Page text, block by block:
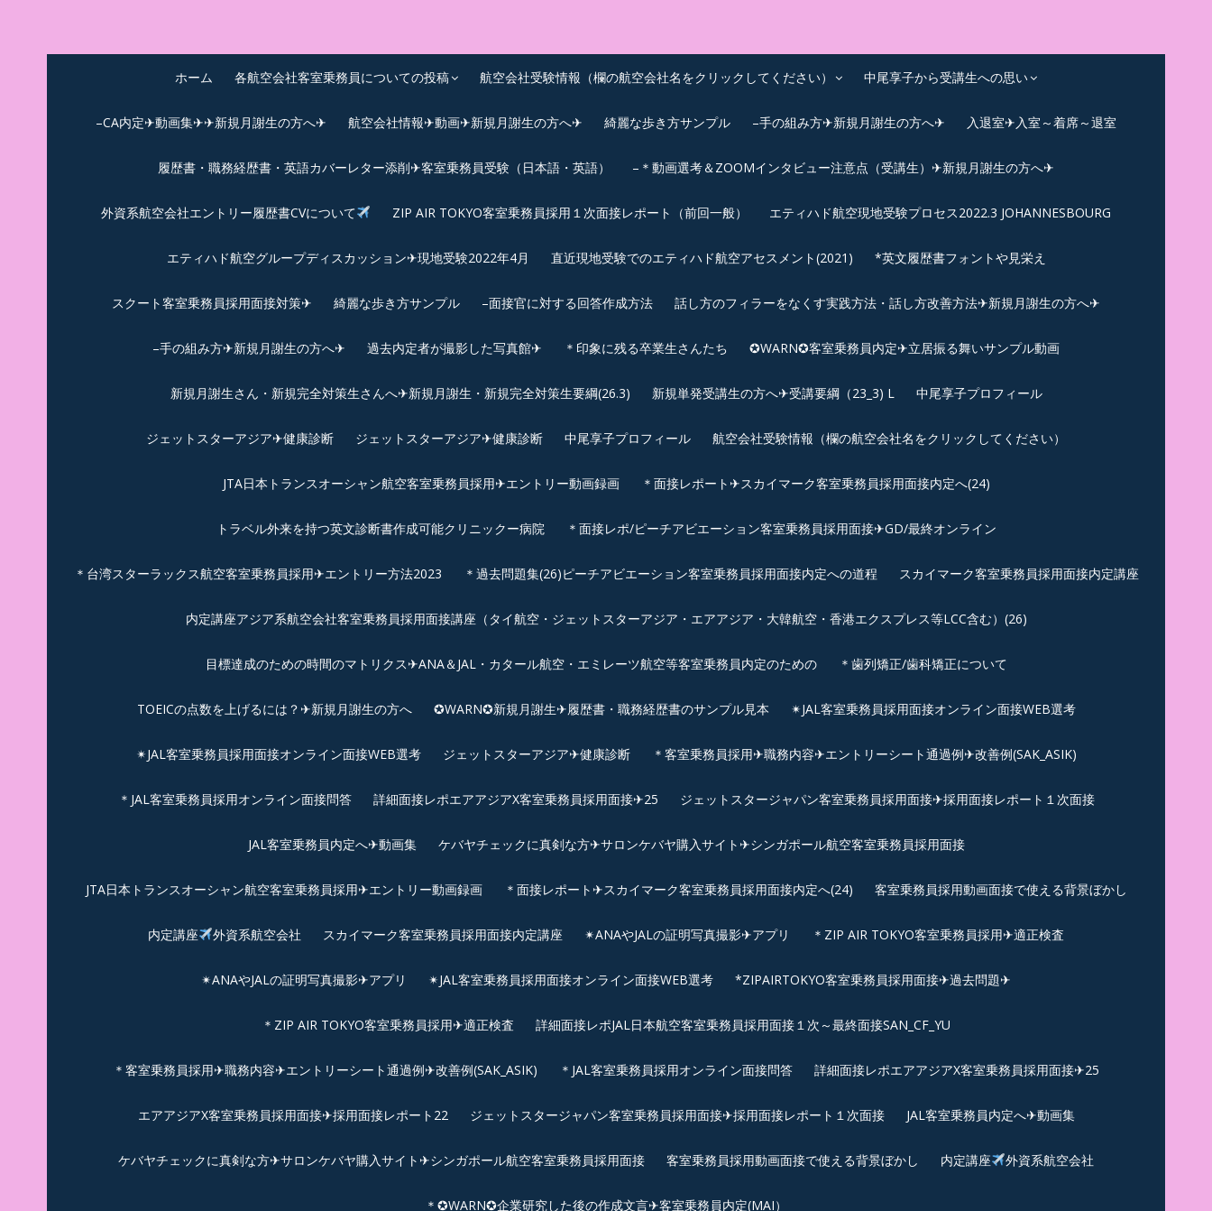
中尾享子CA内定&TOEIC点数UPｽｸｰﾙ
ホーム
各航空会社客室乗務員についての投稿 航空会社受験情報（欄の航空会社名をクリックしてください） 中尾享子から受講生への思い
–CA内定✈動画集✈✈新規月謝生の方へ✈ 航空会社情報✈動画✈新規月謝生の方へ✈ 綺麗な歩き方サンプル –手の組み方✈新規月謝生の方へ✈ 入退室✈入室～着席～退室
履歴書・職務経歴書・英語カバーレター添削✈客室乗務員受験（日本語・英語） –＊動画選考＆ZOOMインタビュー注意点（受講生）✈新規月謝生の方へ✈
外資系航空会社エントリー履歴書CVについて ZIP AIR TOKYO客室乗務員採用１次面接レポート（前回一般） エティハド航空現地受験プロセス2022.3 JOHANNESBOURG
エティハド航空グループディスカッション✈︎現地受験2022年4月 直近現地受験でのエティハド航空アセスメント(2021) *英文履歴書フォントや見栄え
スクート客室乗務員採用面接対策✈︎ 綺麗な歩き方サンプル –面接官に対する回答作成方法 話し方のフィラーをなくす実践方法・話し方改善方法✈新規月謝生の方へ✈
–手の組み方✈新規月謝生の方へ✈ 過去内定者が撮影した写真館✈ ＊印象に残る卒業生さんたち ✪WARN✪客室乗務員内定✈立居振る舞いサンプル動画
新規月謝生さん・新規完全対策生さんへ✈新規月謝生・新規完全対策生要綱(26.3) 新規単発受講生の方へ✈受講要綱（23_3) L 中尾享子プロフィール
ジェットスターアジア✈︎健康診断 ジェットスターアジア✈︎健康診断 中尾享子プロフィール 航空会社受験情報（欄の航空会社名をクリックしてください）
JTA日本トランスオーシャン航空客室乗務員採用✈エントリー動画録画 ＊面接レポート✈スカイマーク客室乗務員採用面接内定へ(24)
トラベル外来を持つ英文診断書作成可能クリニックー病院 ＊面接レポ/ピーチアビエーション客室乗務員採用面接✈GD/最終オンライン
＊台湾スターラックス航空客室乗務員採用✈エントリー方法2023 ＊過去問題集(26)ピーチアビエーション客室乗務員採用面接内定への道程 スカイマーク客室乗務員採用面接内定講座
内定講座アジア系航空会社客室乗務員採用面接講座（タイ航空・ジェットスターアジア・エアアジア・大韓航空・香港エクスプレス等LCC含む）(26)
目標達成のための時間のマトリクス✈ANA＆JAL・カタール航空・エミレーツ航空等客室乗務員内定のための ＊歯列矯正/歯科矯正について
TOEICの点数を上げるには？✈新規月謝生の方へ ✪WARN✪新規月謝生✈履歴書・職務経歴書のサンプル見本 ✴︎JAL客室乗務員採用面接オンライン面接WEB選考
✴︎JAL客室乗務員採用面接オンライン面接WEB選考 ジェットスターアジア✈︎健康診断 ＊客室乗務員採用✈職務内容✈エントリーシート通過例✈改善例(SAK_ASIK)
＊JAL客室乗務員採用オンライン面接問答 詳細面接レポエアアジアX客室乗務員採用面接✈25 ジェットスタージャパン客室乗務員採用面接✈採用面接レポート１次面接
JAL客室乗務員内定へ✈動画集 ケバヤチェックに真剣な方✈サロンケバヤ購入サイト✈シンガポール航空客室乗務員採用面接
JTA日本トランスオーシャン航空客室乗務員採用✈エントリー動画録画 ＊面接レポート✈スカイマーク客室乗務員採用面接内定へ(24) 客室乗務員採用動画面接で使える背景ぼかし
内定講座 外資系航空会社 スカイマーク客室乗務員採用面接内定講座 ✴︎ANAやJALの証明写真撮影✈︎アプリ ＊ZIP AIR TOKYO客室乗務員採用✈適正検査
✴︎ANAやJALの証明写真撮影✈︎アプリ ✴︎JAL客室乗務員採用面接オンライン面接WEB選考 *ZIPAIRTOKYO客室乗務員採用面接✈過去問題✈︎
＊ZIP AIR TOKYO客室乗務員採用✈適正検査 詳細面接レポJAL日本航空客室乗務員採用面接１次～最終面接SAN_CF_YU
＊客室乗務員採用✈職務内容✈エントリーシート通過例✈改善例(SAK_ASIK) ＊JAL客室乗務員採用オンライン面接問答 詳細面接レポエアアジアX客室乗務員採用面接✈25
エアアジアX客室乗務員採用面接✈︎採用面接レポート22 ジェットスタージャパン客室乗務員採用面接✈採用面接レポート１次面接 JAL客室乗務員内定へ✈動画集
ケバヤチェックに真剣な方✈サロンケバヤ購入サイト✈シンガポール航空客室乗務員採用面接 客室乗務員採用動画面接で使える背景ぼかし 内定講座 外資系航空会社
＊✪WARN✪企業研究した後の作成文言✈客室乗務員内定(MAI）